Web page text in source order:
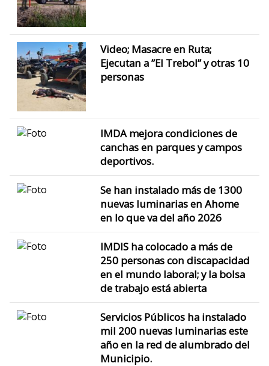
Video; Masacre en Ruta;
Ejecutan a ”El Trebol” y otras 10
personas
IMDA mejora condiciones de
canchas en parques y campos
deportivos.
Se han instalado más de 1300
nuevas luminarias en Ahome
en lo que va del año 2026
IMDIS ha colocado a más de
250 personas con discapacidad
en el mundo laboral; y la bolsa
de trabajo está abierta
Servicios Públicos ha instalado
mil 200 nuevas luminarias este
año en la red de alumbrado del
Municipio.